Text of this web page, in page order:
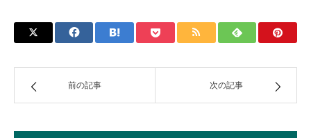
前の記事 次の記事